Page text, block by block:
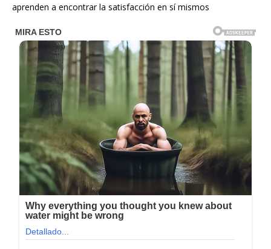
aprenden a encontrar la satisfacción en sí mismos